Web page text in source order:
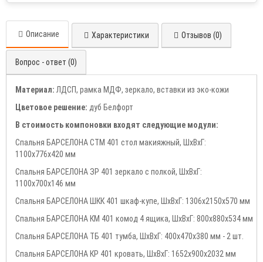
Описание Характеристики Отзывов (0)
Вопрос - ответ (0)
Материал: ЛДСП, рамка МДФ, зеркало, вставки из эко-кожи
Цветовое решение: дуб Белфорт
В стоимость компоновки входят следующие модули:
Спальня БАРСЕЛОНА СТМ 401 стол макияжный, ШхВхГ:
1100х776х420 мм
Спальня БАРСЕЛОНА ЗР 401 зеркало с полкой, ШхВхГ:
1100х700х146 мм
Спальня БАРСЕЛОНА ШКК 401 шкаф-купе, ШхВхГ: 1306х2150х570 мм
Спальня БАРСЕЛОНА КМ 401 комод 4 ящика, ШхВхГ: 800х880х534 мм
Спальня БАРСЕЛОНА ТБ 401 тумба, ШхВхГ: 400х470х380 мм - 2 шт.
Спальня БАРСЕЛОНА КР 401 кровать, ШхВхГ: 1652х900х2032 мм